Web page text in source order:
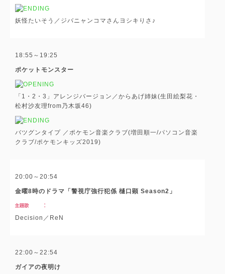
妖怪たいそう／ジバニャンコマさんヨシキりさ♪
18:55～19:25
ポケットモンスター
「1・2・3」アレンジバージョン／からあげ姉妹(生田絵梨花・
松村沙友理from乃木坂46)
バツグンタイプ ／ポケモン音楽クラブ(増田順一/パソコン音楽
クラブ/ポケモンキッズ2019)
20:00～20:54
金曜8時のドラマ「警視庁強行犯係 樋口顕 Season2」
Decision／ReN
22:00～22:54
ガイアの夜明け